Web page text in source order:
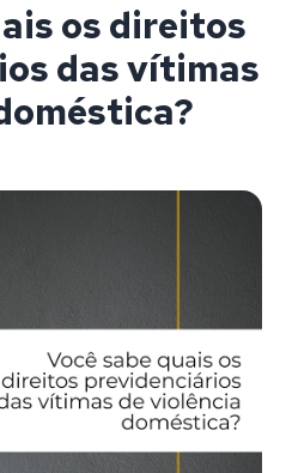
os direitos
das vítimas